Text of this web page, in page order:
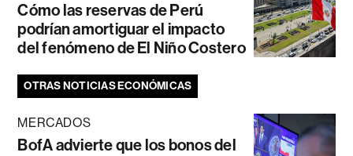
Cómo las reservas de Perú
podrían amortiguar el impacto
del fenómeno de El Niño Costero
OTRAS NOTICIAS ECONÓMICAS
MERCADOS
BofA advierte que los bonos del